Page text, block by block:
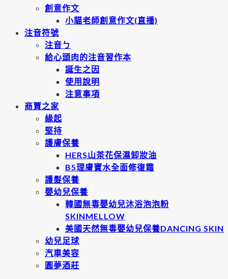
創意作文
小貓老師創意作文(直播)
注音符號
注音ㄅ
給心頭肉的注音習作本
誕生之因
使用說明
注意事項
商賈之家
緣起
堅持
護膚保養
HERS山茶花保濕卸妝油
B5理膚寶水全面修復霜
護髮保養
嬰幼兒保養
韓國無毒嬰幼兒沐浴泡泡粉
SKINMELLOW
美國天然無毒嬰幼兒保養DANCING SKIN
幼兒足球
汽車美容
圓夢酒莊